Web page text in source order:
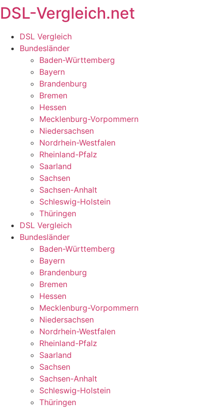
Zum
Inhalt
springen
DSL-Vergleich.net
DSL Vergleich
Bundesländer
Baden-Württemberg
Bayern
Brandenburg
Bremen
Hessen
Mecklenburg-Vorpommern
Niedersachsen
Nordrhein-Westfalen
Rheinland-Pfalz
Saarland
Sachsen
Sachsen-Anhalt
Schleswig-Holstein
Thüringen
DSL Vergleich
Bundesländer
Baden-Württemberg
Bayern
Brandenburg
Bremen
Hessen
Mecklenburg-Vorpommern
Niedersachsen
Nordrhein-Westfalen
Rheinland-Pfalz
Saarland
Sachsen
Sachsen-Anhalt
Schleswig-Holstein
Thüringen